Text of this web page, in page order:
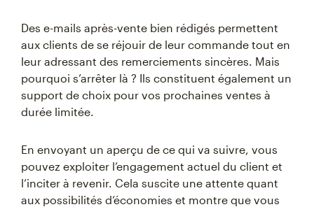
Des e-mails après-vente bien rédigés permettent
aux clients de se réjouir de leur commande tout en
leur adressant des remerciements sincères. Mais
pourquoi s’arrêter là ? Ils constituent également un
support de choix pour vos prochaines ventes à
durée limitée.
En envoyant un aperçu de ce qui va suivre, vous
pouvez exploiter l’engagement actuel du client et
l’inciter à revenir. Cela suscite une attente quant
aux possibilités d’économies et montre que vous